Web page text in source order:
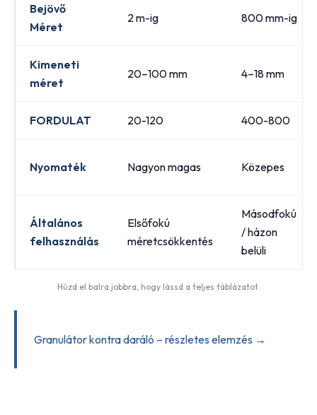
Bejövő
Méret
2 m-ig 800 mm-ig
Kimeneti
méret
20–100 mm 4–18 mm
FORDULAT 20-120 400-800
Nyomaték Nagyon magas Közepes
Általános
felhasználás
Elsőfokú
méretcsökkentés
Másodfokú
/ házon
belüli
Húzd el balra jobbra, hogy lássd a teljes táblázatot.
Granulátor kontra daráló – részletes elemzés →